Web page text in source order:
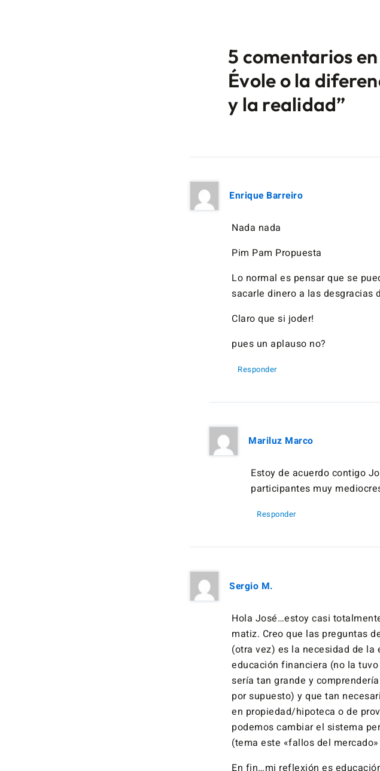
5 comentarios
Évole o la
y la realidad”
Enrique Barreiro
Nada nada
Pim Pam Propuesta
Lo normal es pensar que se
sacarle dinero a las desgracias
Claro que si joder!
pues un aplauso no?
Responder
Mariluz Marco
Estoy de acuerdo contigo
participantes muy
Responder
Sergio M.
Hola José…estoy casi
matiz. Creo que las preguntas
(otra vez) es la necesidad de
educación financiera (no la
sería tan grande y
por supuesto) y que tan
en propiedad/hipoteca o de
podemos cambiar el sistema
(tema este «fallos del
En fin…mi reflexión es